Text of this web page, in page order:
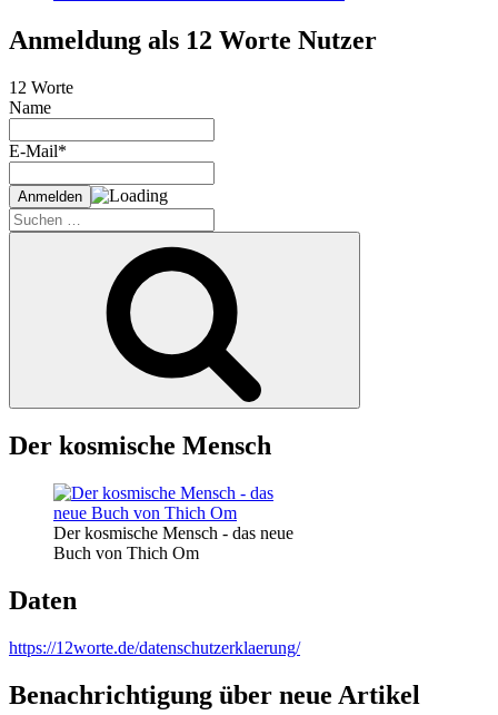
Anmeldung als 12 Worte Nutzer
12 Worte
Name
E-Mail*
Suche
nach:
Der kosmische Mensch
Der kosmische Mensch - das neue
Buch von Thich Om
Daten
https://12worte.de/datenschutzerklaerung/
Benachrichtigung über neue Artikel